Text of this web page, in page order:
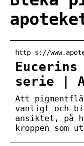
http s://
serie |
Att
vanligt och
ansiktet, på
kroppen som